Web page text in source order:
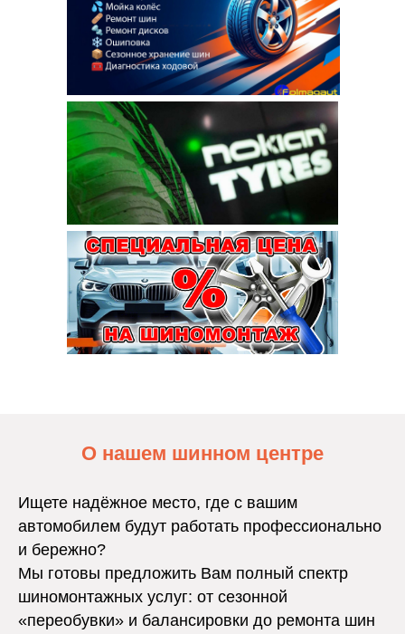
О нашем шинном центре
Ищете надёжное место, где с вашим
автомобилем будут работать профессионально
и бережно?
Мы готовы предложить Вам полный спектр
шиномонтажных услуг: от сезонной
«переобувки» и балансировки до ремонта шин